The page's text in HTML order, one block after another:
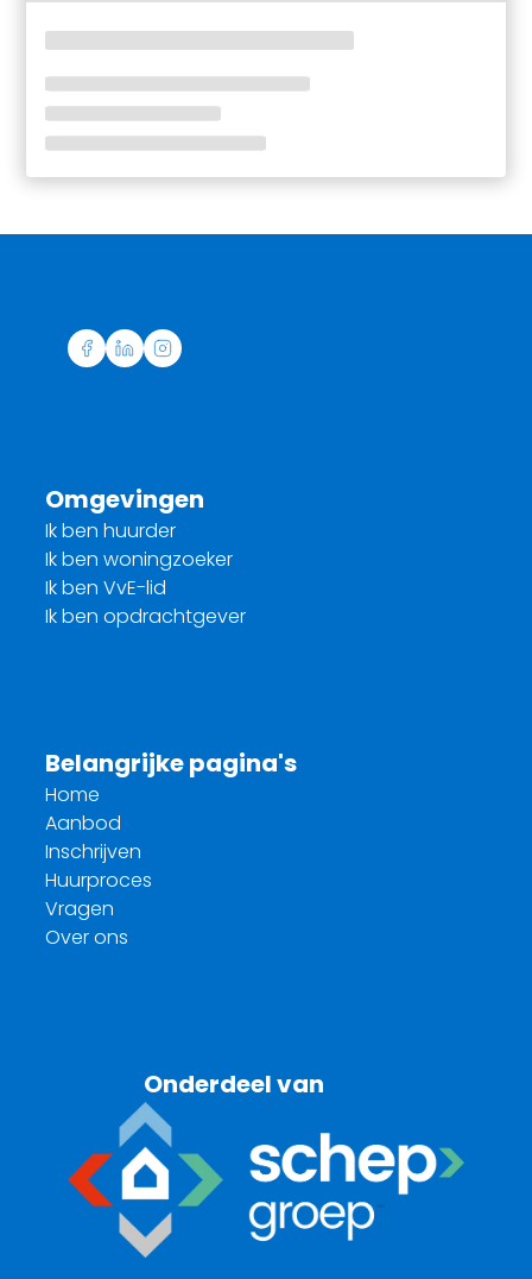
Omgevingen
Ik ben huurder
Ik ben woningzoeker
Ik ben VvE-lid
Ik ben opdrachtgever
Belangrijke pagina's
Home
Aanbod
Inschrijven
Huurproces
Vragen
Over ons
Onderdeel van